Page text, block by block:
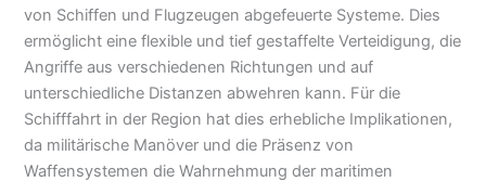
von Schiffen und Flugzeugen abgefeuerte Systeme. Dies
ermöglicht eine flexible und tief gestaffelte Verteidigung, die
Angriffe aus verschiedenen Richtungen und auf
unterschiedliche Distanzen abwehren kann. Für die
Schifffahrt in der Region hat dies erhebliche Implikationen,
da militärische Manöver und die Präsenz von
Waffensystemen die Wahrnehmung der maritimen